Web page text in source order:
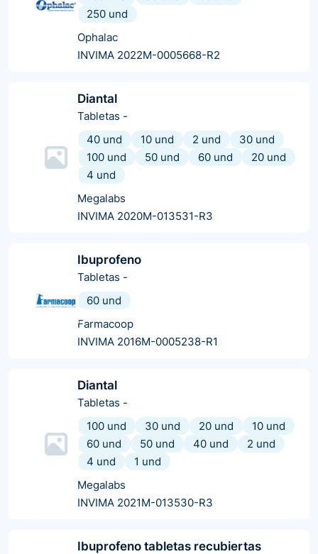
250 und
Ophalac
INVIMA 2022M-0005668-R2
Diantal
Tabletas -
40 und
10 und 2 und
30 und
100 und
50 und 60 und
20 und
4 und
Megalabs
INVIMA 2020M-013531-R3
Ibuprofeno
Tabletas -
60 und
Farmacoop
INVIMA 2016M-0005238-R1
Diantal
Tabletas -
100 und
30 und 20 und
10 und
60 und
50 und 40 und
2 und
4 und
1 und
Megalabs
INVIMA 2021M-013530-R3
Ibuprofeno tabletas recubiertas